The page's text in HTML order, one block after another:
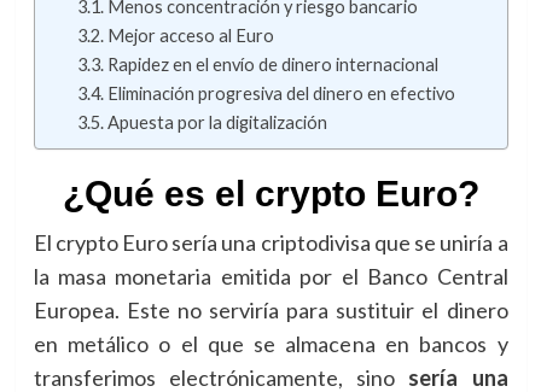
Menos concentración y riesgo bancario
Mejor acceso al Euro
Rapidez en el envío de dinero internacional
Eliminación progresiva del dinero en efectivo
Apuesta por la digitalización
¿Qué es el crypto Euro?
El crypto Euro sería una criptodivisa que se uniría a
la masa monetaria emitida por el Banco Central
Europea. Este no serviría para sustituir el dinero
en metálico o el que se almacena en bancos y
transferimos electrónicamente, sino sería una